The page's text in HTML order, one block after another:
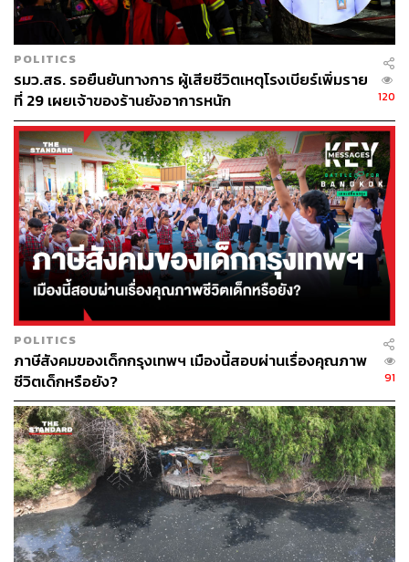
ส่งเสริมให้เด็กและเยาวชนอายุ 6-17 ปีมีกิจกรรมทาง
กาย โดยส่งเสริมให้เด็กและเยาวชนมีการเคลื่อนไหว
ส่วนต่างๆ ของร่างกายให้มากขึ้น มีกิจกรรมทางกายใน
ระดับปานกลางถึงหนัก หรือจนรู้สึกเหนื่อย เฉลี่ยอย่าง
น้อยวันละ 60 นาที ทุกวัน สะสมต่อเนื่อง10 นาทีขึ้นไป
เช่น เต้นแอโรบิก, วิ่ง, ปั่นจักรยาน, กระโดดเชือก,
กระโดดตบ, ซิตอัพ, ดันพื้น, แพลงก์, ยืดเหยียดกล้ามเนื้อ
หรือทำงานบ้าน งานสวน เพื่อเสริมสร้างการเจริญ
เติบโตที่สมวัย มีสุขภาพร่างกายที่แข็งแรง และยังลด
การเกิดโรคไม่ติดต่อเรื้อรัง (NCDs) ในอนาคต
การออกกำลังกายจะช่วยพัฒนาระบบกล้ามเนื้อ กระดูก ข้อ
ต่อ หัวใจ และปอดให้แข็งแรง รวมไปถึงการสร้างภูมิคุ้มกัน
และป้องกันโรคอ้วนในเด็ก และยังช่วยในเรื่องการเรียนรู้
ความจำ มีสมาธิดีขึ้น มีความกระตือรือร้นในการเรียนรู้สิ่ง
ต่างๆ จิตใจแจ่มใส ช่วยผ่อนคลายความเครียด
ส่งเสริมการนอนหลับให้เพียงพอ ในเด็กและเยาวชน
อายุ 6-13 ปี ควรนอนหลับวันละ 9-11 ชั่วโมง และอายุ
14-17 ปี ควรนอนหลับวันละ 8-10 ชั่วโมง จะทำให้เด็ก
และเยาวชนมีสุขภาพร่างกายที่แข็งแรง สูง สมส่วน
TAGS: โรคอ้วน กรมอนามัย
สุวรรณชัย วัฒนายิ่งเจริญชัย
เด็กไทย
POLITICS
รมว.สธ. รอยืนยันทางการ ผู้เสียชีวิตเหตุโรงเบียร์เพิ่มราย
ที่ 29 เผยเจ้าของร้านยังอาการหนัก
120
POLITICS
ภาษีสังคมของเด็กกรุงเทพฯ เมืองนี้สอบผ่านเรื่องคุณภาพ
ชีวิตเด็กหรือยัง?
91